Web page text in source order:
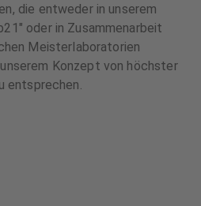
die entweder in unserem
oder in Zusammenarbeit
Meisterlaboratorien
Konzept von höchster
entsprechen.